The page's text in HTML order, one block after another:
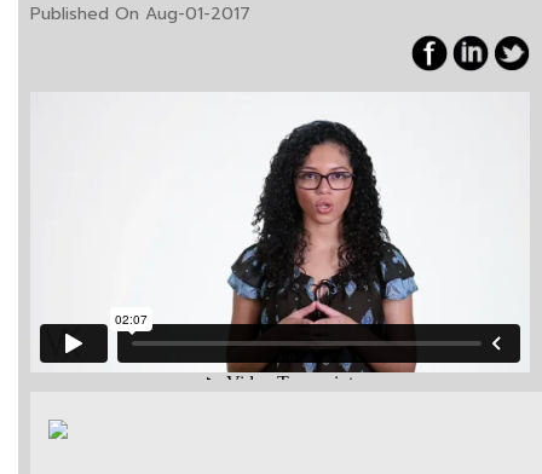
vPages
Published On Aug-01-2017